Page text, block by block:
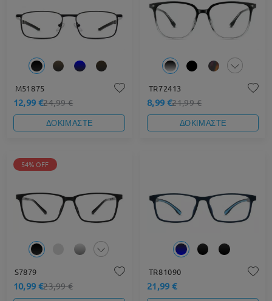
M51875
12,99 €24,99 €
ΔΟΚΙΜΑΣΤΕ
TR72413
8,99 €21,99 €
ΔΟΚΙΜΑΣΤΕ
54% OFF
S7879
10,99 €23,99 €
TR81090
21,99 €